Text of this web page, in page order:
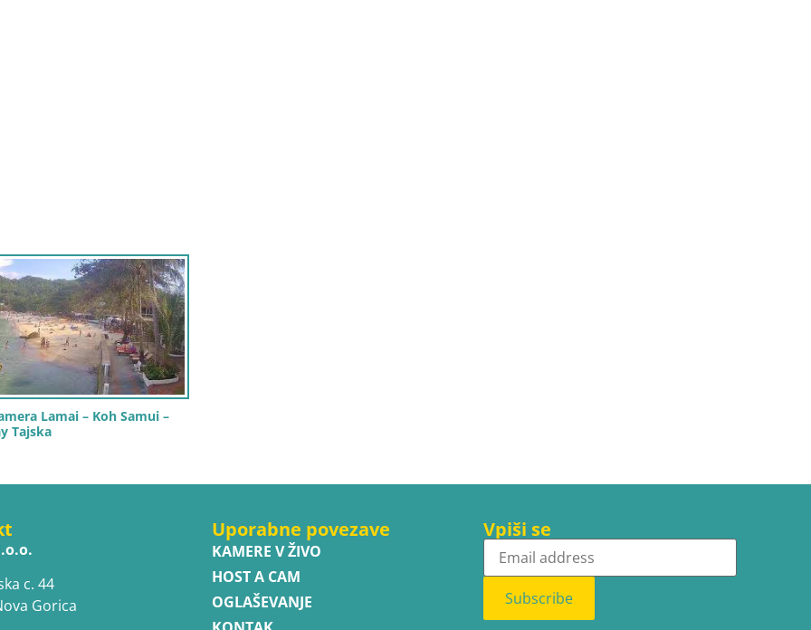
Lamai – Koh Samui –
Tajska
c. 44
Gorica
Uporabne povezave
KAMERE V ŽIVO
HOST A CAM
OGLAŠEVANJE
Vpiši se
Subscribe